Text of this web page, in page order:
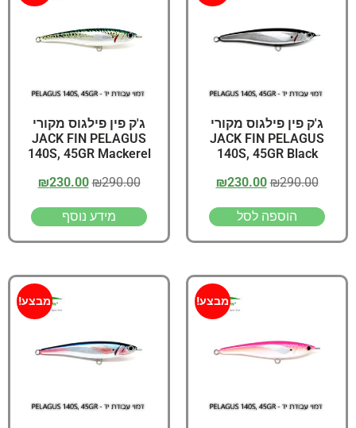
ג'ק פין פילגוס מקורי
JACK FIN PELAGUS
140S, 45GR Black
₪290.00
₪230.00
הוספה לסל
ג'ק פין פילגוס מקורי
JACK FIN PELAGUS
140S, 45GR Mackerel
₪290.00
₪230.00
מידע נוסף
מבצע! מבצע!